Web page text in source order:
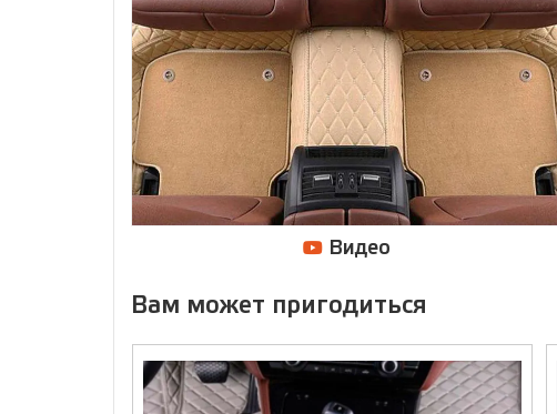
Видео
Вам может пригодиться